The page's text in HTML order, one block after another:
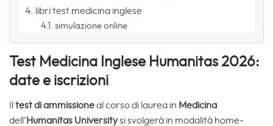
libri test medicina inglese
simulazione online
Test Medicina Inglese Humanitas 2026:
date e iscrizioni
test di ammissioneal corso di laurea in Medicina
dell’ Humanitas Universitysi svolgerà in modalità home-